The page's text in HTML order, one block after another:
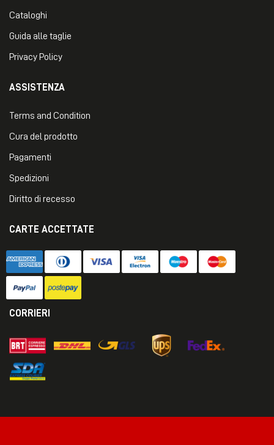
Cataloghi
Guida alle taglie
Privacy Policy
ASSISTENZA
Terms and Condition
Cura del prodotto
Pagamenti
Spedizioni
Diritto di recesso
CARTE ACCETTATE
CORRIERI